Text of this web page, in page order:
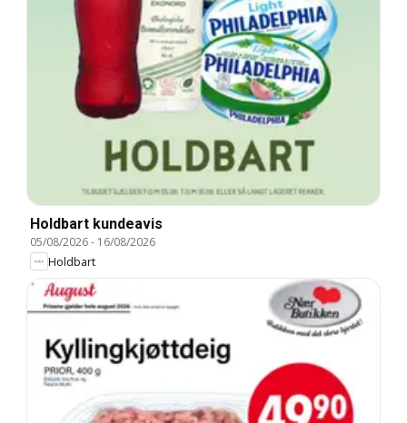
Holdbart kundeavis
05/08/2026- 16/08/2026
Holdbart